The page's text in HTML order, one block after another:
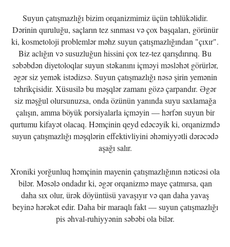
Suyun çatışmazlığı bizim orqanizmimiz üçün təhlükəlidir.
Dərinin quruluğu, saçların tez sınması və çox başqaları, görünür
ki, kosmetoloji problemlər məhz suyun çatışmazlığından "çıxır".
Biz aclığın və susuzluğun hissini çox tez-tez qarışdırırıq. Bu
səbəbdən diyetoloqlar suyun stəkanını içməyi məsləhət görürlər,
əgər siz yemək istədizsə. Suyun çatışmazlığı nəsə şirin yemənin
təhrikçisidir. Xüsusilə bu məşqlər zamanı gözə çarpandır. Əgər
siz məşğul olursunuzsa, onda özünün yanında suyu saxlamağa
çalışın, amma böyük porsiyalarla içməyin — hərfən suyun bir
qurtumu kifayət olacaq. Həmçinin qeyd edəcəyik ki, orqanizmdə
suyun çatışmazlığı məşqlərin effektivliyini əhəmiyyətli dərəcədə
aşağı salır.
Xroniki yorğunluq həmçinin mayenin çatışmazlığının nəticəsi ola
bilər. Məsələ ondadır ki, əgər orqanizmə maye çatmırsa, qan
daha sıx olur, ürək döyüntüsü yavaşıyır və qan daha yavaş
beyinə hərəkət edir. Daha bir maraqlı fakt — suyun çatışmazlığı
pis əhval-ruhiyyənin səbəbi ola bilər.